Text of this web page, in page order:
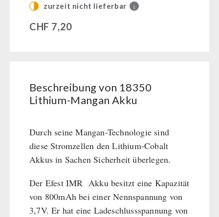
Kurbelgeräte / Radio / Funk
Atemschutz / ABC Schutzanzug
PETROMAX-SHOP
Feuerhand
Reinigung & Pflege von Gusseisen
Bücher
Bücher / Geschenkgutscheine
kingnature-Vitalstoffe
BEHÖRDEN / GRUPPENVERSORGUNG
Notrationen
zurzeit nicht lieferbar i
CHF 7,20
Beschreibung von 18350
Lithium-Mangan Akku
Durch seine Mangan-Technologie sind
diese Stromzellen den Lithium-Cobalt
Akkus in Sachen Sicherheit überlegen.
Der Efest IMR Akku besitzt eine Kapazität
von 800mAh bei einer Nennspannung von
3,7V. Er hat eine Ladeschlussspannung von